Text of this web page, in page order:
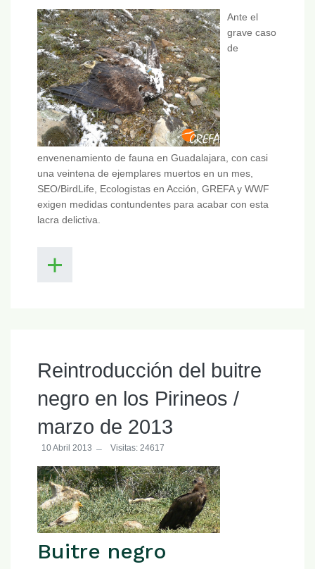
Ante el
grave caso
de
envenenamiento de fauna en Guadalajara, con casi
una veintena de ejemplares muertos en un mes,
SEO/BirdLife, Ecologistas en Acción, GREFA y WWF
exigen medidas contundentes para acabar con esta
lacra delictiva.
Reintroducción del buitre
negro en los Pirineos /
marzo de 2013
10 Abril 2013 Visitas: 24617
Buitre negro